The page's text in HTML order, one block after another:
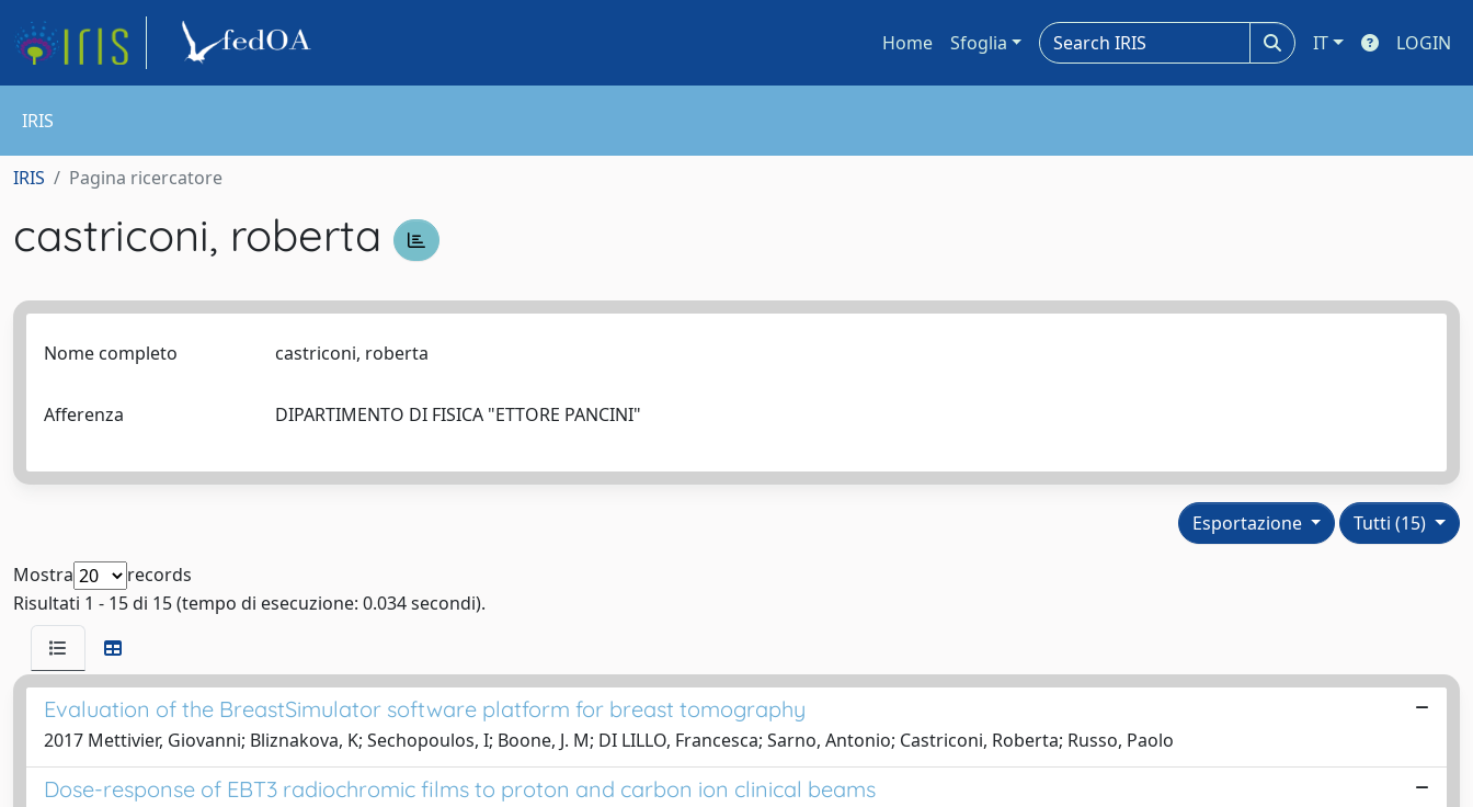
Home Sfoglia IT LOGIN
IRIS
IRIS Pagina ricercatore
castriconi, roberta
Nome completo castriconi, roberta
Afferenza DIPARTIMENTO DI FISICA "ETTORE PANCINI"
Tutti (15)
Esportazione
Mostra
records
Risultati 1 - 15 di 15 (tempo di esecuzione: 0.034 secondi).
Evaluation of the BreastSimulator software platform for breast tomography
2017 Mettivier, Giovanni; Bliznakova, K; Sechopoulos, I; Boone, J. M; DI LILLO, Francesca; Sarno, Antonio; Castriconi, Roberta; Russo, Paolo
Dose-response of EBT3 radiochromic films to proton and carbon ion clinical beams